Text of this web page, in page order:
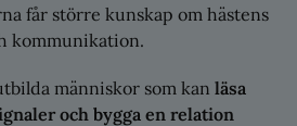
får större kunskap om hästens
kommunikation.
människor som kan läsa
och bygga en relation